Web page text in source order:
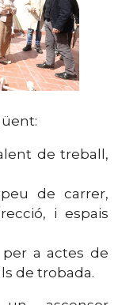
de treball,
de carrer,
i espais
per a actes de
de trobada.